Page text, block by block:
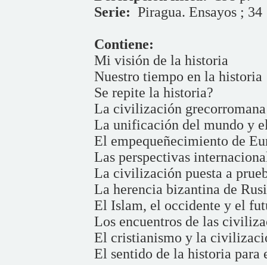
Serie: Piragua. Ensayos ; 34
Contiene:
Mi visión de la historia
Nuestro tiempo en la historia
Se repite la historia?
La civilización grecorromana
La unificación del mundo y
El empequeñecimiento de
Las perspectivas
La civilización puesta a
La herencia bizantina de
El Islam, el occidente y el
Los encuentros de las
El cristianismo y la
El sentido de la historia para